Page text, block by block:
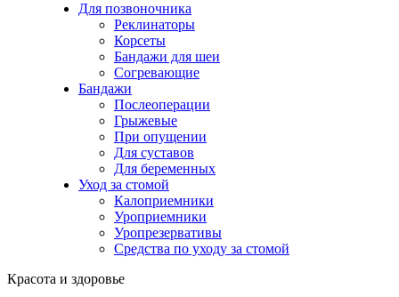
Для позвоночника
Реклинаторы
Корсеты
Бандажи для шеи
Согревающие
Бандажи
Послеоперации
Грыжевые
При опущении
Для суставов
Для беременных
Уход за стомой
Калоприемники
Уроприемники
Уропрезервативы
Средства по уходу за стомой
Красота и здоровье